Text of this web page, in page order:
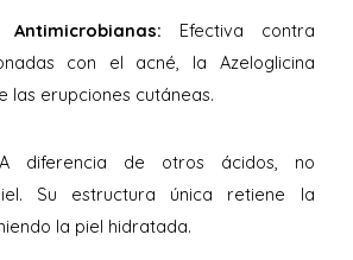
Antimicrobianas: Efectiva contra
con el acné, la Azeloglicina
las erupciones cutáneas.
diferencia de otros ácidos, no
Su estructura única retiene la
la piel hidratada.